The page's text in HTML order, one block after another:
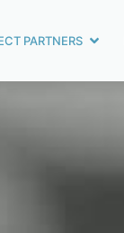
PARTNERS